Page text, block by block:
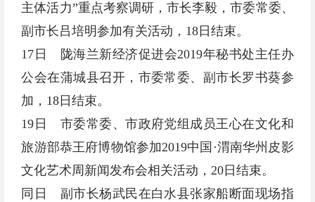
主体活力”重点考察调研，市长李毅，市委常委、
副市长吕培明参加有关活动，18日结束。
17日 陇海兰新经济促进会2019年秘书处主任办
公会在蒲城县召开，市委常委、副市长罗书葵参
加，18日结束。
19日 市委常委、市政府党组成员王心在文化和
旅游部恭王府博物馆参加2019中国·渭南华州皮影
文化艺术周新闻发布会相关活动，20日结束。
同日 副市长杨武民在白水县张家船断面现场指